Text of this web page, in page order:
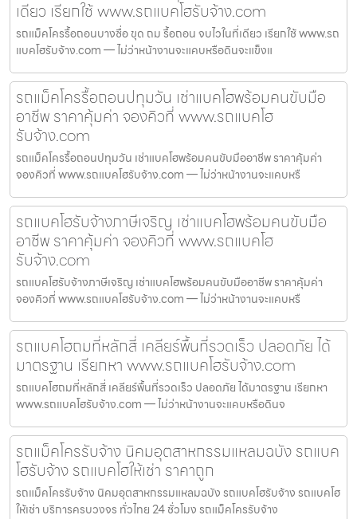
เดียว เรียกใช้ www.รถแบคโฮรับจ้าง.com
รถแม็คโครรื้อถอนบางซื่อ ขุด ถม รื้อถอน จบไวในที่เดียว เรียกใช้ www.รถ
แบคโฮรับจ้าง.com — ไม่ว่าหน้างานจะแคบหรือดินจะแข็งแ
รถแม็คโครรื้อถอนปทุมวัน เช่าแบคโฮพร้อมคนขับมือ
อาชีพ ราคาคุ้มค่า จองคิวที่ www.รถแบคโฮ
รับจ้าง.com
รถแม็คโครรื้อถอนปทุมวัน เช่าแบคโฮพร้อมคนขับมืออาชีพ ราคาคุ้มค่า
จองคิวที่ www.รถแบคโฮรับจ้าง.com — ไม่ว่าหน้างานจะแคบหรื
รถแบคโฮรับจ้างภาษีเจริญ เช่าแบคโฮพร้อมคนขับมือ
อาชีพ ราคาคุ้มค่า จองคิวที่ www.รถแบคโฮ
รับจ้าง.com
รถแบคโฮรับจ้างภาษีเจริญ เช่าแบคโฮพร้อมคนขับมืออาชีพ ราคาคุ้มค่า
จองคิวที่ www.รถแบคโฮรับจ้าง.com — ไม่ว่าหน้างานจะแคบหรื
รถแบคโฮถมที่หลักสี่ เคลียร์พื้นที่รวดเร็ว ปลอดภัย ได้
มาตรฐาน เรียกหา www.รถแบคโฮรับจ้าง.com
รถแบคโฮถมที่หลักสี่ เคลียร์พื้นที่รวดเร็ว ปลอดภัย ได้มาตรฐาน เรียกหา
www.รถแบคโฮรับจ้าง.com — ไม่ว่าหน้างานจะแคบหรือดินจ
รถแม็คโครรับจ้าง นิคมอุตสาหกรรมแหลมฉบัง รถแบค
โฮรับจ้าง รถแบคโฮให้เช่า ราคาถูก
รถแม็คโครรับจ้าง นิคมอุตสาหกรรมแหลมฉบัง รถแบคโฮรับจ้าง รถแบคโฮ
ให้เช่า บริการครบวงจร ทั่วไทย 24 ชั่วโมง รถแม็คโครรับจ้าง